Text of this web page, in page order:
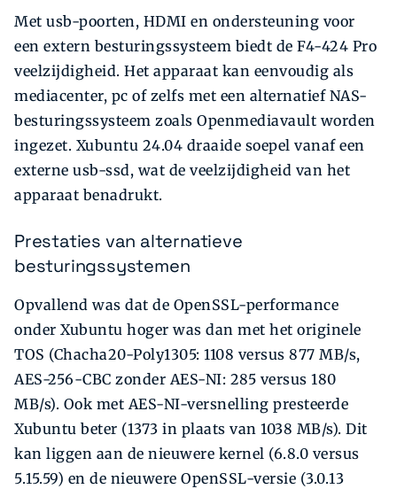
Met usb-poorten, HDMI en ondersteuning voor
een extern besturingssysteem biedt de F4-424 Pro
veelzijdigheid. Het apparaat kan eenvoudig als
mediacenter, pc of zelfs met een alternatief NAS-
besturingssysteem zoals Openmediavault worden
ingezet. Xubuntu 24.04 draaide soepel vanaf een
externe usb-ssd, wat de veelzijdigheid van het
apparaat benadrukt.
Prestaties van alternatieve
besturingssystemen
Opvallend was dat de OpenSSL-performance
onder Xubuntu hoger was dan met het originele
TOS (Chacha20-Poly1305: 1108 versus 877 MB/s,
AES-256-CBC zonder AES-NI: 285 versus 180
MB/s). Ook met AES-NI-versnelling presteerde
Xubuntu beter (1373 in plaats van 1038 MB/s). Dit
kan liggen aan de nieuwere kernel (6.8.0 versus
5.15.59) en de nieuwere OpenSSL-versie (3.0.13